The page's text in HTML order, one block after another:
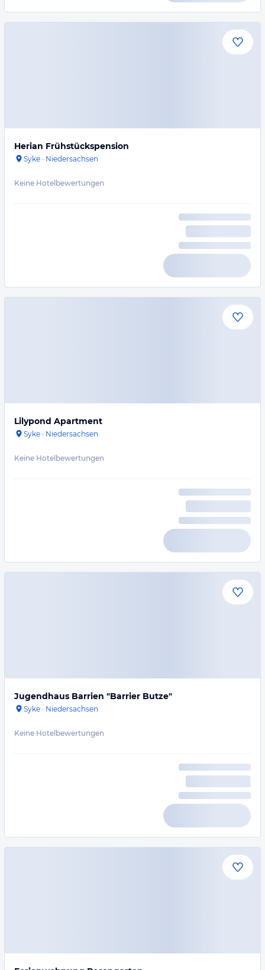
Herian Frühstückspension
Syke · Niedersachsen
Keine Hotelbewertungen
Lilypond Apartment
Syke · Niedersachsen
Keine Hotelbewertungen
Jugendhaus Barrien "Barrier Butze"
Syke · Niedersachsen
Keine Hotelbewertungen